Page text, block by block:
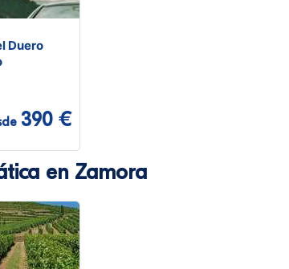
Duero
390 €
en Zamora